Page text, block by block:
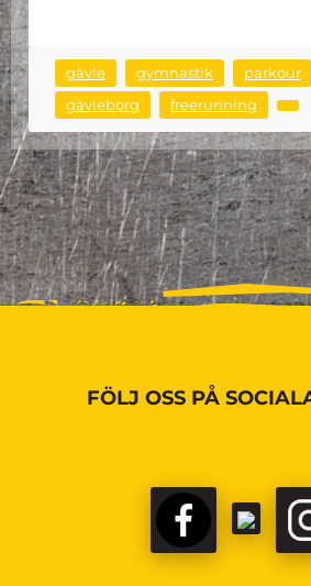
gävle gymnastik parkour
gävleborg
freerunning
FÖLJ OSS PÅ